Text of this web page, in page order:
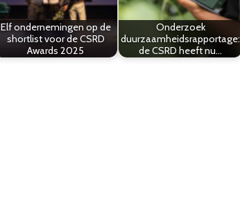
Elf ondernemingen op de
shortlist voor de CSRD
Awards 2025
Onderzoek
duurzaamheidsrapportage:
de CSRD heeft nu…